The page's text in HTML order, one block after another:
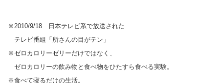
※2010/9/18 日本テレビ系で放送された
テレビ番組「所さんの目がテン」
※ゼロカロリーゼリーだけではなく、
ゼロカロリーの飲み物と食べ物をひたすら食べる実験。
※食べて寝るだけの生活。